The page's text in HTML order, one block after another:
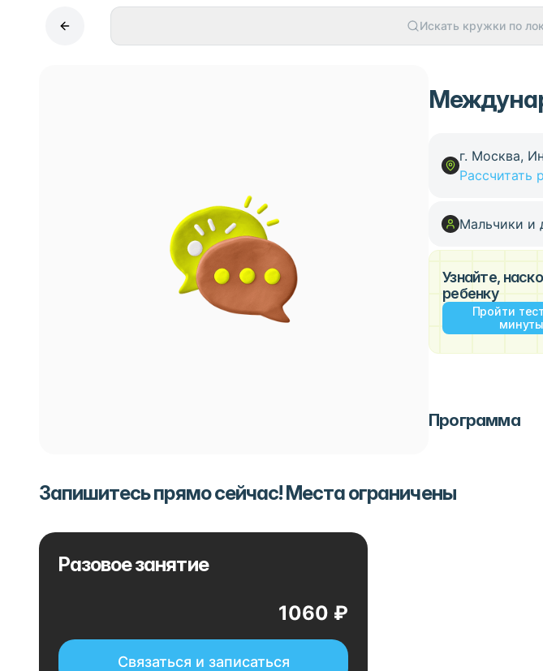
Искать кружки по
г. Москва,
Рассчитать
Мальчики и
Узнайте,
ребенку
Пройти
минуты
Программа
Запишитесь прямо сейчас! Места ограничены
Разовое занятие
1060 ₽
Связаться и записаться